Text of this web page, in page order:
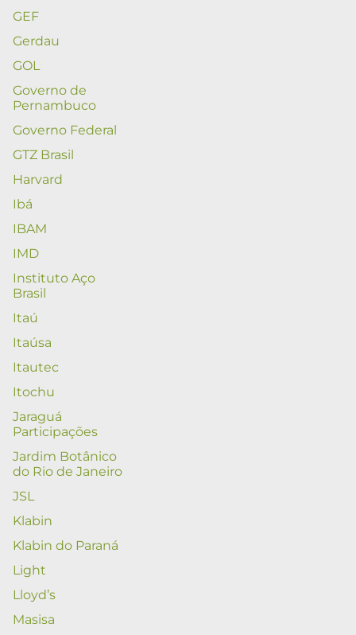
GEF
Gerdau
GOL
Governo de
Pernambuco
Governo Federal
GTZ Brasil
Harvard
Ibá
IBAM
IMD
Instituto Aço
Brasil
Itaú
Itaúsa
Itautec
Itochu
Jaraguá
Participações
Jardim Botânico
do Rio de Janeiro
JSL
Klabin
Klabin do Paraná
Light
Lloyd’s
Masisa